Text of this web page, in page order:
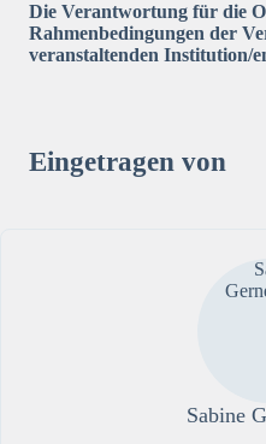
Die Verantwortung für die
Rahmenbedingungen der
veranstaltenden Institution/
Eingetragen von
Sabine